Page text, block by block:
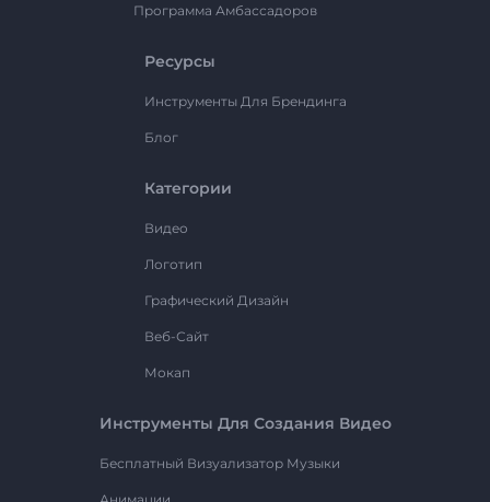
Программа Амбассадоров
Ресурсы
Инструменты Для Брендинга
Блог
Категории
Видео
Логотип
Графический Дизайн
Веб-Сайт
Мокап
Инструменты Для Создания Видео
Бесплатный Визуализатор Музыки